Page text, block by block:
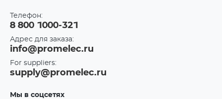
Телефон:
8 800 1000-321
Адрес для заказа:
info@promelec.ru
For suppliers:
supply@promelec.ru
Мы в соцсетях